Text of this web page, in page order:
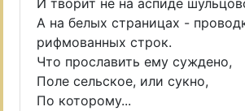
И творит не на аспиде
А на белых страницах -
рифмованных строк.
Что прославить ему суждено,
Поле сельское, или сукно,
По которому...